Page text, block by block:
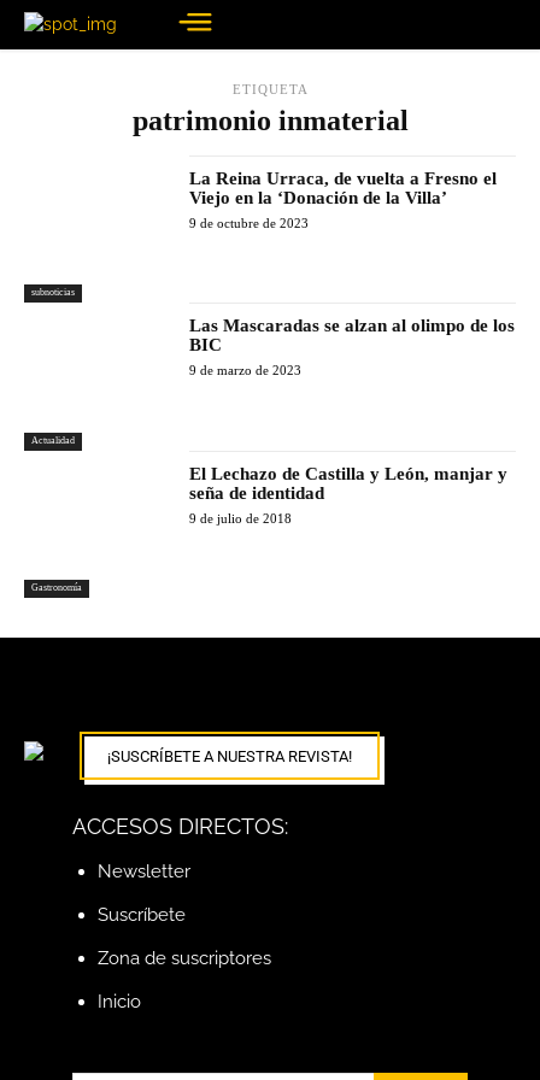
ETIQUETA
patrimonio inmaterial
subnoticias
La Reina Urraca, de vuelta a Fresno el
Viejo en la ‘Donación de la Villa’
9 de octubre de 2023
Actualidad
Las Mascaradas se alzan al olimpo de los
BIC
9 de marzo de 2023
Gastronomía
El Lechazo de Castilla y León, manjar y
seña de identidad
9 de julio de 2018
¡SUSCRÍBETE A NUESTRA REVISTA!
ACCESOS DIRECTOS:
Newsletter
Suscríbete
Zona de suscriptores
Inicio